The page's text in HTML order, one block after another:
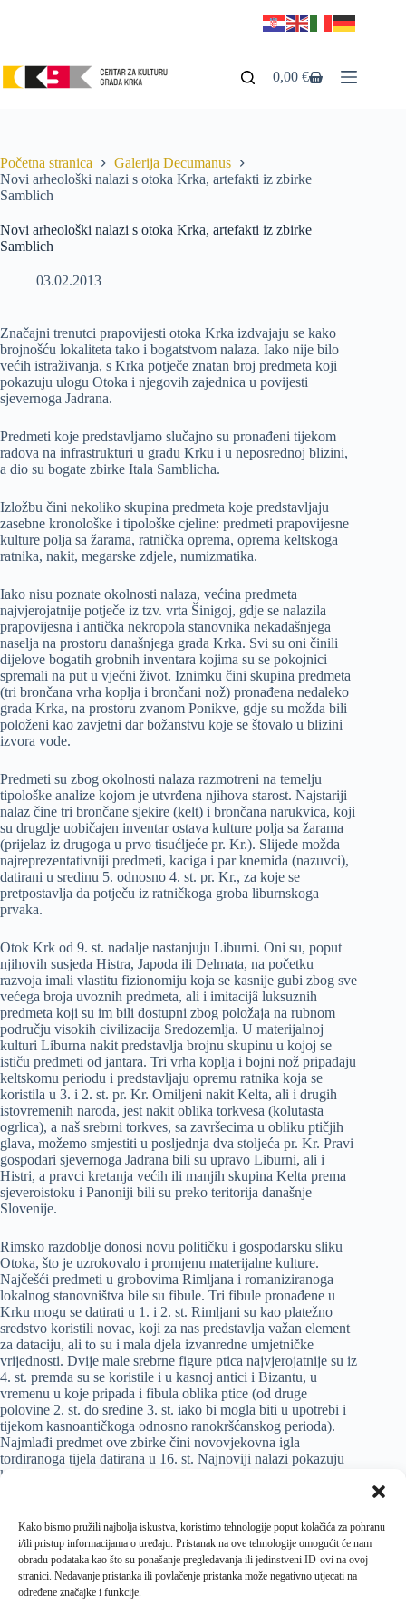
Kako bismo pružili najbolja iskustva, koristimo tehnologije poput kolačića za pohranu
i/ili pristup informacijama o uređaju. Pristanak na ove tehnologije omogućit će nam
obradu podataka kao što su ponašanje pregledavanja ili jedinstveni ID-ovi na ovoj
stranici. Nedavanje pristanka ili povlačenje pristanka može negativno utjecati na
određene značajke i funkcije.
0,00€
Početna stranica
Galerija Decumanus
Novi arheološki nalazi s otoka Krka, artefakti iz zbirke
Samblich
Novi arheološki nalazi s otoka Krka, artefakti iz zbirke
Samblich
03.02.2013
Značajni trenutci prapovijesti otoka Krka izdvajaju se kako
brojnošću lokaliteta tako i bogatstvom nalaza. Iako nije bilo
većih istraživanja, s Krka potječe znatan broj predmeta koji
pokazuju ulogu Otoka i njegovih zajednica u povijesti
sjevernoga Jadrana.
Predmeti koje predstavljamo slučajno su pronađeni tijekom
radova na infrastrukturi u gradu Krku i u neposrednoj blizini,
a dio su bogate zbirke Itala Samblicha.
Izložbu čini nekoliko skupina predmeta koje predstavljaju
zasebne kronološke i tipološke cjeline: predmeti prapovijesne
kulture polja sa žarama, ratnička oprema, oprema keltskoga
ratnika, nakit, megarske zdjele, numizmatika.
Iako nisu poznate okolnosti nalaza, većina predmeta
najvjerojatnije potječe iz tzv. vrta Šinigoj, gdje se nalazila
prapovijesna i antička nekropola stanovnika nekadašnjega
naselja na prostoru današnjega grada Krka. Svi su oni činili
dijelove bogatih grobnih inventara kojima su se pokojnici
spremali na put u vječni život. Iznimku čini skupina predmeta
(tri brončana vrha koplja i brončani nož) pronađena nedaleko
grada Krka, na prostoru zvanom Ponikve, gdje su možda bili
položeni kao zavjetni dar božanstvu koje se štovalo u blizini
izvora vode.
Predmeti su zbog okolnosti nalaza razmotreni na temelju
tipološke analize kojom je utvrđena njihova starost. Najstariji
nalaz čine tri brončane sjekire (kelt) i brončana narukvica, koji
su drugdje uobičajen inventar ostava kulture polja sa žarama
(prijelaz iz drugoga u prvo tisućljeće pr. Kr.). Slijede možda
najreprezentativniji predmeti, kaciga i par knemida (nazuvci),
datirani u sredinu 5. odnosno 4. st. pr. Kr., za koje se
pretpostavlja da potječu iz ratničkoga groba liburnskoga
prvaka.
Otok Krk od 9. st. nadalje nastanjuju Liburni. Oni su, poput
njihovih susjeda Histra, Japoda ili Delmata, na početku
razvoja imali vlastitu fizionomiju koja se kasnije gubi zbog sve
većega broja uvoznih predmeta, ali i imitacijâ luksuznih
predmeta koji su im bili dostupni zbog položaja na rubnom
području visokih civilizacija Sredozemlja. U materijalnoj
kulturi Liburna nakit predstavlja brojnu skupinu u kojoj se
ističu predmeti od jantara. Tri vrha koplja i bojni nož pripadaju
keltskomu periodu i predstavljaju opremu ratnika koja se
koristila u 3. i 2. st. pr. Kr. Omiljeni nakit Kelta, ali i drugih
istovremenih naroda, jest nakit oblika torkvesa (kolutasta
ogrlica), a naš srebrni torkves, sa završecima u obliku ptičjih
glava, možemo smjestiti u posljednja dva stoljeća pr. Kr. Pravi
gospodari sjevernoga Jadrana bili su upravo Liburni, ali i
Histri, a pravci kretanja većih ili manjih skupina Kelta prema
sjeveroistoku i Panoniji bili su preko teritorija današnje
Slovenije.
Rimsko razdoblje donosi novu političku i gospodarsku sliku
Otoka, što je uzrokovalo i promjenu materijalne kulture.
Najčešći predmeti u grobovima Rimljana i romaniziranoga
lokalnog stanovništva bile su fibule. Tri fibule pronađene u
Krku mogu se datirati u 1. i 2. st. Rimljani su kao platežno
sredstvo koristili novac, koji za nas predstavlja važan element
za dataciju, ali to su i mala djela izvanredne umjetničke
vrijednosti. Dvije male srebrne figure ptica najvjerojatnije su iz
4. st. premda su se koristile i u kasnoj antici i Bizantu, u
vremenu u koje pripada i fibula oblika ptice (od druge
polovine 2. st. do sredine 3. st. iako bi mogla biti u upotrebi i
tijekom kasnoantičkoga odnosno ranokršćanskog perioda).
Najmlađi predmet ove zbirke čini novovjekovna igla
tordiranoga tijela datirana u 16. st. Najnoviji nalazi pokazuju
kontinuirani razvoj otoka Krka u okvirima kultura (kultura
dolazili u doticaj s tadašnjim europskim modnim trendovima.
Klara Buršić-Matijašić i Robert Matijašić]